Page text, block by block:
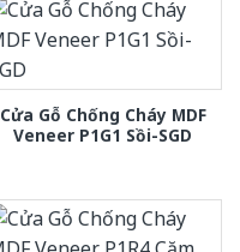
Cửa Gỗ Chống Cháy MDF
Veneer P1G1 Sồi-SGD